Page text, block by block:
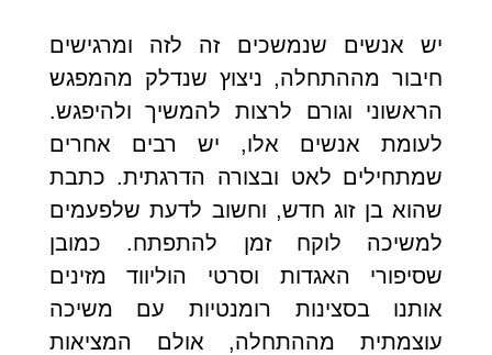
יש אנשים שנמשכים זה לזה ומרגישים
חיבור מההתחלה, ניצוץ שנדלק מהמפגש
הראשוני וגורם לרצות להמשיך ולהיפגש.
לעומת אנשים אלו, יש רבים אחרים
שמתחילים לאט ובצורה הדרגתית. כתבת
שהוא בן זוג חדש, וחשוב לדעת שלפעמים
למשיכה לוקח זמן להתפתח. כמובן
שסיפורי האגדות וסרטי הוליווד מזינים
אותנו בסצינות רומנטיות עם משיכה
עוצמתית מההתחלה, אולם המציאות